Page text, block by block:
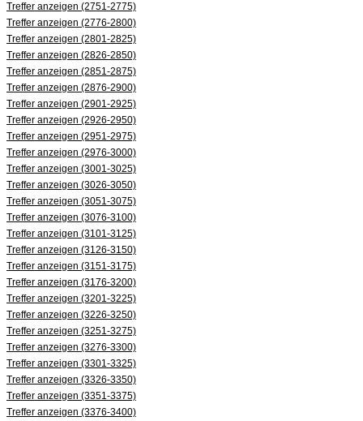
Treffer anzeigen (2751-2775)
Treffer anzeigen (2776-2800)
Treffer anzeigen (2801-2825)
Treffer anzeigen (2826-2850)
Treffer anzeigen (2851-2875)
Treffer anzeigen (2876-2900)
Treffer anzeigen (2901-2925)
Treffer anzeigen (2926-2950)
Treffer anzeigen (2951-2975)
Treffer anzeigen (2976-3000)
Treffer anzeigen (3001-3025)
Treffer anzeigen (3026-3050)
Treffer anzeigen (3051-3075)
Treffer anzeigen (3076-3100)
Treffer anzeigen (3101-3125)
Treffer anzeigen (3126-3150)
Treffer anzeigen (3151-3175)
Treffer anzeigen (3176-3200)
Treffer anzeigen (3201-3225)
Treffer anzeigen (3226-3250)
Treffer anzeigen (3251-3275)
Treffer anzeigen (3276-3300)
Treffer anzeigen (3301-3325)
Treffer anzeigen (3326-3350)
Treffer anzeigen (3351-3375)
Treffer anzeigen (3376-3400)